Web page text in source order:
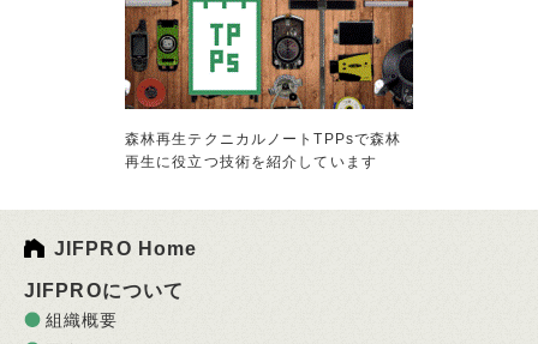
森林再生テクニカルノートTPPsで森林
再生に役立つ技術を紹介しています
JIFPRO Home
JIFPROについて
組織概要